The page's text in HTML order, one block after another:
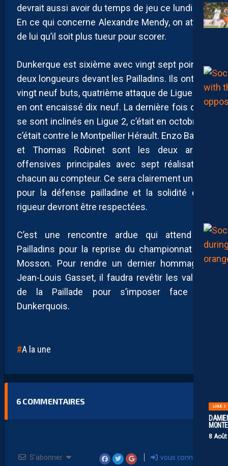
LIGUE 2
8
devrait aussi avoir du temps de jeu ce lundi soir.
En ce qui concerne Alexandre Mendy, on attend
de lui qu’il soit plus tueur pour scorer.
Dunkerque est sixième avec vingt sept points à
deux longueurs devant les Pailladins. Ils ont mis
vingt neuf buts, quatrième attaque de Ligue 2, et
en ont encaissé dix neuf. La dernière fois qu’ils
se sont inclinés en Ligue 2, c’était en octobre et
c’était contre le Montpellier Hérault. Enzo Bardeli
et Thomas Robinet sont les deux armes
offensives principales avec sept réalisations
chacun au compteur. Ce sera clairement un test
pour la défense pailladine et la solidité et la
rigueur devront être respectées.
C’est une rencontre ardue qui attend les
Pailladins pour la reprise du championnat à la
Mosson. Pour rendre un dernier hommage à
Jean-Louis Gasset, il faudra revêtir les valeurs
de la Paillade pour s’imposer face aux
Dunkerquois.
A la une
6 COMMENTAIRES
S’abonner vous connecter